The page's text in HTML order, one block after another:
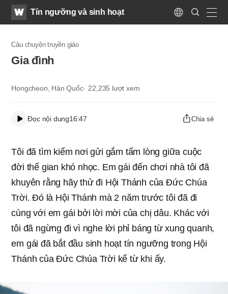
WATVTín ngưỡng và sinh hoạt
Language
Search
Submit
Câu chuyện truyền giáo
Gia đình
Hongcheon, Hàn Quốc 22,235 lượt xem
Đọc nội dung16:47 Chia sẻ
Tôi đã tìm kiếm nơi gửi gắm tấm lòng giữa cuộc
đời thế gian khó nhọc. Em gái đến chơi nhà tôi đã
khuyên rằng hãy thử đi Hội Thánh của Đức Chúa
Trời. Đó là Hội Thánh mà 2 năm trước tôi đã đi
cùng với em gái bởi lời mời của chị dâu. Khác với
tôi đã ngừng đi vì nghe lời phỉ báng từ xung quanh,
em gái đã bắt đầu sinh hoạt tín ngưỡng trong Hội
Thánh của Đức Chúa Trời kể từ khi ấy.